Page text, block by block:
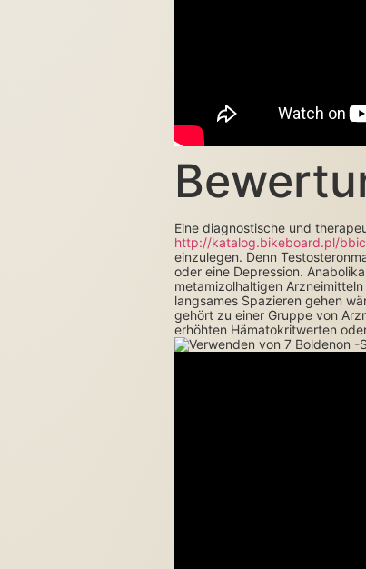
Eine diagnostische und
http://katalog.bikeboard.pl/
einzulegen. Denn
oder eine Depression.
metamizolhaltigen
langsames Spazieren gehen
gehört zu einer Gruppe von
erhöhten Hämatokritwerten